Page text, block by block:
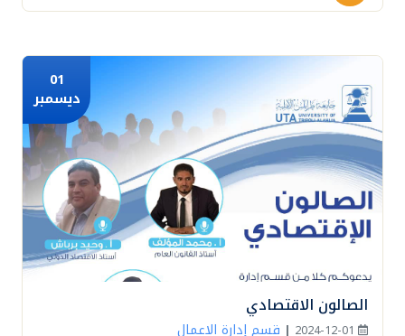
01
ديسمبر
الصالون الاقتصادي
2024-12-01
| قسم إدارة الاعمال